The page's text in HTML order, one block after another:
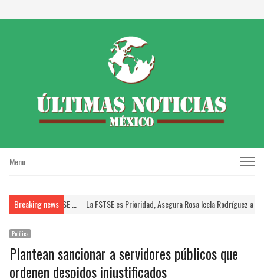
Menu
Menu
Breaking news
Brinda FSTSE … La FSTSE es Prioridad, Asegura Rosa Icela Rodríguez a
Política
Plantean sancionar a servidores públicos que
ordenen despidos injustificados